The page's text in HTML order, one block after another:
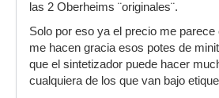
las 2 Oberheims ¨originales¨.
Solo por eso ya el precio me parece
me hacen gracia esos potes de
que el sintetizador puede hacer
cualquiera de los que van bajo